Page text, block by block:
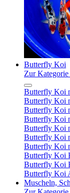
Butterfly Koi
Zur
Butterfly Koi
Butterfly Koi
Butterfly Koi
Butterfly Koi
Butterfly Koi
Butterfly Koi
Butterfly Koi
Butterfly Koi
Butterfly Koi
Butterfly Koi
Muscheln,